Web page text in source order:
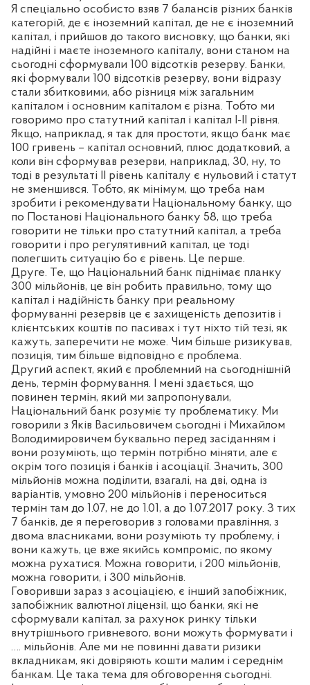
Я спеціально особисто взяв 7 балансів різних банків
категорій, де є іноземний капітал, де не є іноземний
капітал, і прийшов до такого висновку, що банки, які
надійні і маєте іноземного капіталу, вони станом на
сьогодні сформували 100 відсотків резерву. Банки,
які формували 100 відсотків резерву, вони відразу
стали збитковими, або різниця між загальним
капіталом і основним капіталом є різна. Тобто ми
говоримо про статутний капітал і капітал І-ІІ рівня.
Якщо, наприклад, я так для простоти, якщо банк має
100 гривень – капітал основний, плюс додатковий, а
коли він сформував резерви, наприклад, 30, ну, то
тоді в результаті ІІ рівень капіталу є нульовий і статут
не зменшився. Тобто, як мінімум, що треба нам
зробити і рекомендувати Національному банку, що
по Постанові Національного банку 58, що треба
говорити не тільки про статутний капітал, а треба
говорити і про регулятивний капітал, це тоді
полегшить ситуацію бо є рівень. Це перше.
Друге. Те, що Національний банк піднімає планку
300 мільйонів, це він робить правильно, тому що
капітал і надійність банку при реальному
формуванні резервів це є захищеність депозитів і
клієнтських коштів по пасивах і тут ніхто тій тезі, як
кажуть, заперечити не може. Чим більше ризикував,
позиція, тим більше відповідно є проблема.
Другий аспект, який є проблемний на сьогоднішній
день, термін формування. І мені здається, що
повинен термін, який ми запропонували,
Національний банк розуміє ту проблематику. Ми
говорили з Яків Васильовичем сьогодні і Михайлом
Володимировичем буквально перед засіданням і
вони розуміють, що термін потрібно міняти, але є
окрім того позиція і банків і асоціації. Значить, 300
мільйонів можна поділити, взагалі, на дві, одна із
варіантів, умовно 200 мільйонів і переноситься
термін там до 1.07, не до 1.01, а до 1.07.2017 року. З тих
7 банків, де я переговорив з головами правління, з
двома власниками, вони розуміють ту проблему, і
вони кажуть, це вже якийсь компроміс, по якому
можна рухатися. Можна говорити, і 200 мільйонів,
можна говорити, і 300 мільйонів.
Говоривши зараз з асоціацією, є інший запобіжник,
запобіжник валютної ліцензії, що банки, які не
сформували капітал, за рахунок ринку тільки
внутрішнього гривневого, вони можуть формувати і
…. мільйонів. Але ми не повинні давати ризики
вкладникам, які довіряють кошти малим і середнім
банкам. Це така тема для обговорення сьогодні.